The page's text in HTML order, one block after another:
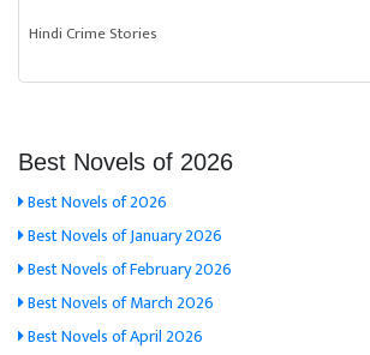
Hindi Crime Stories
Best Novels of 2026
Best Novels of 2026
Best Novels of January 2026
Best Novels of February 2026
Best Novels of March 2026
Best Novels of April 2026